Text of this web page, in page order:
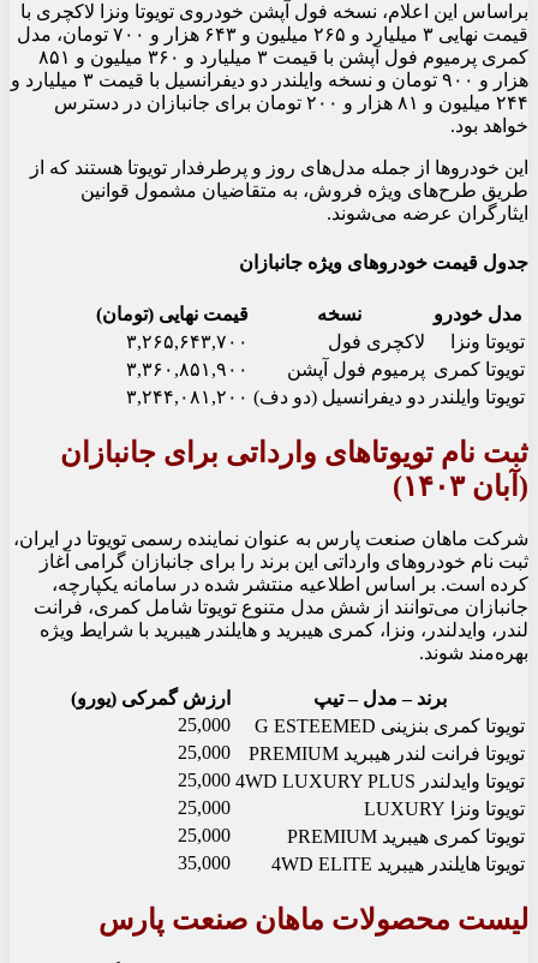
براساس این اعلام، نسخه فول آپشن خودروی تویوتا ونزا لاکچری با
قیمت نهایی ۳ میلیارد و ۲۶۵ میلیون و ۶۴۳ هزار و ۷۰۰ تومان، مدل
کمری پرمیوم فول آپشن با قیمت ۳ میلیارد و ۳۶۰ میلیون و ۸۵۱
هزار و ۹۰۰ تومان و نسخه وایلندر دو دیفرانسیل با قیمت ۳ میلیارد و
۲۴۴ میلیون و ۸۱ هزار و ۲۰۰ تومان برای جانبازان در دسترس
خواهد بود.
این خودروها از جمله مدل‌های روز و پرطرفدار تویوتا هستند که از
طریق طرح‌های ویژه فروش، به متقاضیان مشمول قوانین
ایثارگران عرضه می‌شوند.
جدول قیمت خودروهای ویژه جانبازان
مدل خودرو نسخه
قیمت نهایی (تومان)
تویوتا ونزا
لاکچری فول
۳,۲۶۵,۶۴۳,۷۰۰
تویوتا کمری پرمیوم فول آپشن
۳,۳۶۰,۸۵۱,۹۰۰
تویوتا وایلندر دو دیفرانسیل (دو دف) ۳,۲۴۴,۰۸۱,۲۰۰
ثبت نام تویوتاهای وارداتی برای جانبازان
(آبان ۱۴۰۳)
شرکت ماهان صنعت پارس به عنوان نماینده رسمی تویوتا در ایران،
ثبت نام خودروهای وارداتی این برند را برای جانبازان گرامی آغاز
کرده است. بر اساس اطلاعیه منتشر شده در سامانه یکپارچه،
جانبازان می‌توانند از شش مدل متنوع تویوتا شامل کمری، فرانت
لندر، وایدلندر، ونزا، کمری هیبرید و هایلندر هیبرید با شرایط ویژه
بهره‌مند شوند.
برند – مدل – تیپ
ارزش گمرکی (یورو)
تویوتا کمری بنزینی G ESTEEMED
25,000
تویوتا فرانت لندر هیبرید PREMIUM
25,000
تویوتا وایدلندر 4WD LUXURY PLUS
25,000
تویوتا ونزا LUXURY
25,000
تویوتا کمری هیبرید PREMIUM
25,000
تویوتا هایلندر هیبرید 4WD ELITE
35,000
لیست محصولات ماهان صنعت پارس